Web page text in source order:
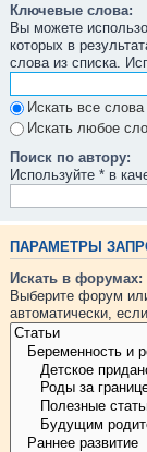
Ключевые слова:
Вы можете
которых в
слова из списка.
Искать все слова
Искать любое
Поиск по автору:
Используйте * в
ПАРАМЕТРЫ
Искать в форумах:
Выберите форум
автоматически,